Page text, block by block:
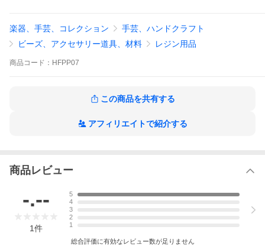
〜アイディア次第で素敵な作品が作れるとっても楽しい型です(*
^。^*)〜
●2液混合レジン（プロクリスタルなど）・エポキシ系接着剤・UV
レジン・粘土などでご利用できます。
●耐久性に優れており、レジン用の型として使っても、シリコンの
型より劣化しにくいです。
＊・＊・＊・＊・＊・＊・＊・＊・＊・＊・＊・＊・＊・＊・
●火のそばに近づけないでください。
●直射日光を避け、子供の手の届かない場所で保管してください。
●型を使って出来たパーツの誤飲にはくれぐれもご注意ください。
★Happy Futureの型を利用して作った作品は販売してもＯＫ!!
フリーマーケット、バザー、オークションなどでの販売ＯＫで
楽器、手芸、コレクション
手芸、ハンドクラフト
ビーズ、アクセサリー道具、材料
レジン用品
商品 コード： HFPP07
この商品を共有する
アフィリエイトで紹介する
商品レビュー
-.--
1件
5
4
3
2
1
総合評価に有効なレビュー数が足りません